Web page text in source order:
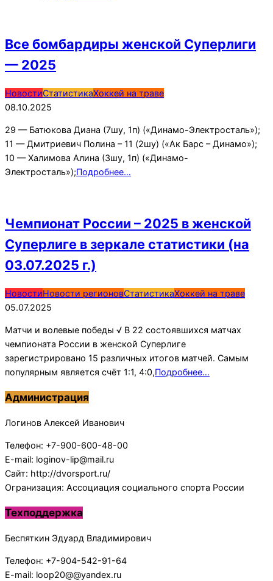
Все бомбардиры женской Суперлиги
— 2025
2025-
10-
НовостиСтатистикаХоккей на траве
08.10.2025
29 — Батюкова Диана (7шу, 1п) («Динамо-Электросталь»);
11 — Дмитриевич Полина – 11 (2шу) («Ак Барс – Динамо»);
10 — Халимова Алина (3шу, 1п) («Динамо-
Электросталь»);Подробнее…
Чемпионат России – 2025 в женской
Суперлиге в зеркале статистики (на
03.07.2025 г.)
2025-
07-
НовостиНовости регионовСтатистикаХоккей на траве
05.07.2025
Матчи и волевые победы √ В 22 состоявшихся матчах
чемпионата России в женской Суперлиге
зарегистрировано 15 различных итогов матчей. Самым
популярным является счёт 1:1, 4:0,Подробнее…
Администрация
Логинов Алексей Иванович
Телефон: +7-900-600-48-00
E-mail: loginov-lip@mail.ru
Сайт: http://dvorsport.ru/
Огранизация: Ассоциация социального спорта России
Техподдержка
Беспяткин Эдуард Владимирович
Телефон: +7-904-542-91-64
E-mail: loop20@@yandex.ru